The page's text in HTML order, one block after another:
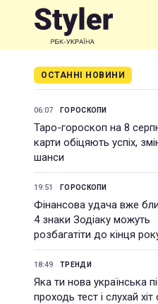
ОСТАННІ НОВИНИ
06:07 ГОРОСКОПИ
Таро-гороскоп на 8
карти обіцяють успіх,
шанси
19:51 ГОРОСКОПИ
Фінансова удача вже
4 знаки Зодіаку можуть
розбагатіти до кінця
18:49 ТРЕНДИ
Яка ти нова українська
проходь тест і слухай хіт